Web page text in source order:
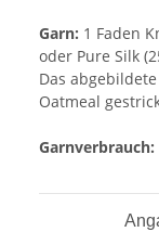
Garn: 1 Faden
oder Pure Silk
Das
Oatmeal
Garnverbrauch: